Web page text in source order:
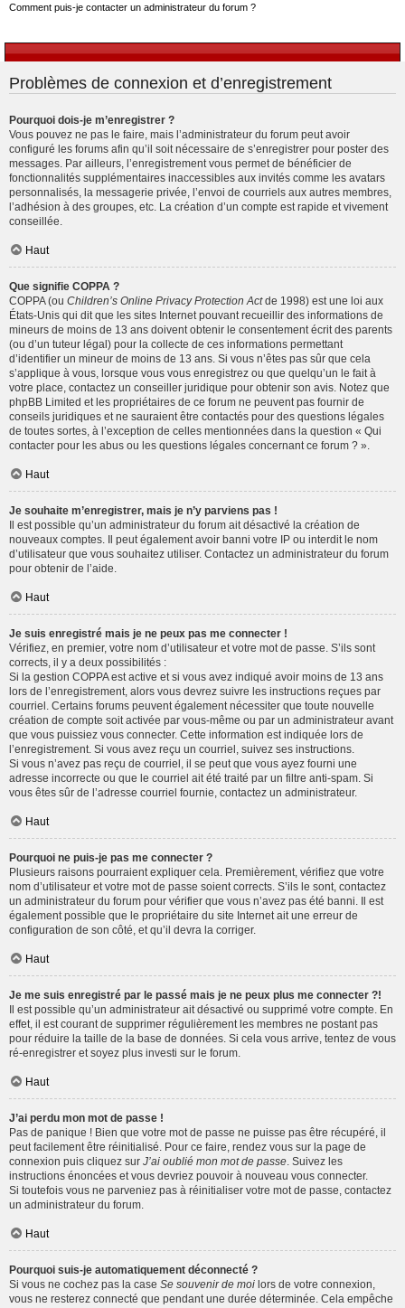
Comment puis-je contacter un administrateur du forum ?
Problèmes de connexion et d’enregistrement
Pourquoi dois-je m’enregistrer ?
Vous pouvez ne pas le faire, mais l’administrateur du forum peut avoir
configuré les forums afin qu’il soit nécessaire de s’enregistrer pour poster des
messages. Par ailleurs, l’enregistrement vous permet de bénéficier de
fonctionnalités supplémentaires inaccessibles aux invités comme les avatars
personnalisés, la messagerie privée, l’envoi de courriels aux autres membres,
l’adhésion à des groupes, etc. La création d’un compte est rapide et vivement
conseillée.
Haut
Que signifie COPPA ?
COPPA (ou Children’s Online Privacy Protection Actde 1998) est une loi aux
États-Unis qui dit que les sites Internet pouvant recueillir des informations de
mineurs de moins de 13 ans doivent obtenir le consentement écrit des parents
(ou d’un tuteur légal) pour la collecte de ces informations permettant
d’identifier un mineur de moins de 13 ans. Si vous n’êtes pas sûr que cela
s’applique à vous, lorsque vous vous enregistrez ou que quelqu’un le fait à
votre place, contactez un conseiller juridique pour obtenir son avis. Notez que
phpBB Limited et les propriétaires de ce forum ne peuvent pas fournir de
conseils juridiques et ne sauraient être contactés pour des questions légales
de toutes sortes, à l’exception de celles mentionnées dans la question « Qui
contacter pour les abus ou les questions légales concernant ce forum ? ».
Haut
Je souhaite m’enregistrer, mais je n’y parviens pas !
Il est possible qu’un administrateur du forum ait désactivé la création de
nouveaux comptes. Il peut également avoir banni votre IP ou interdit le nom
d’utilisateur que vous souhaitez utiliser. Contactez un administrateur du forum
pour obtenir de l’aide.
Haut
Je suis enregistré mais je ne peux pas me connecter !
Vérifiez, en premier, votre nom d’utilisateur et votre mot de passe. S’ils sont
corrects, il y a deux possibilités :
Si la gestion COPPA est active et si vous avez indiqué avoir moins de 13 ans
lors de l’enregistrement, alors vous devrez suivre les instructions reçues par
courriel. Certains forums peuvent également nécessiter que toute nouvelle
création de compte soit activée par vous-même ou par un administrateur avant
que vous puissiez vous connecter. Cette information est indiquée lors de
l’enregistrement. Si vous avez reçu un courriel, suivez ses instructions.
Si vous n’avez pas reçu de courriel, il se peut que vous ayez fourni une
adresse incorrecte ou que le courriel ait été traité par un filtre anti-spam. Si
vous êtes sûr de l’adresse courriel fournie, contactez un administrateur.
Haut
Pourquoi ne puis-je pas me connecter ?
Plusieurs raisons pourraient expliquer cela. Premièrement, vérifiez que votre
nom d’utilisateur et votre mot de passe soient corrects. S’ils le sont, contactez
un administrateur du forum pour vérifier que vous n’avez pas été banni. Il est
également possible que le propriétaire du site Internet ait une erreur de
configuration de son côté, et qu’il devra la corriger.
Haut
Je me suis enregistré par le passé mais je ne peux plus me connecter ?!
Il est possible qu’un administrateur ait désactivé ou supprimé votre compte. En
effet, il est courant de supprimer régulièrement les membres ne postant pas
pour réduire la taille de la base de données. Si cela vous arrive, tentez de vous
ré-enregistrer et soyez plus investi sur le forum.
Haut
J’ai perdu mon mot de passe !
Pas de panique ! Bien que votre mot de passe ne puisse pas être récupéré, il
peut facilement être réinitialisé. Pour ce faire, rendez vous sur la page de
connexion puis cliquez sur J’ai oublié mon mot de passe . Suivez les
instructions énoncées et vous devriez pouvoir à nouveau vous connecter.
Si toutefois vous ne parveniez pas à réinitialiser votre mot de passe, contactez
un administrateur du forum.
Haut
Pourquoi suis-je automatiquement déconnecté ?
Si vous ne cochez pas la case Se souvenir de moi lors de votre connexion,
vous ne resterez connecté que pendant une durée déterminée. Cela empêche